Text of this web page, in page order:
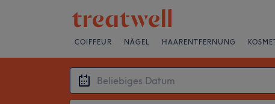
COIFFEUR NÄGEL HAARENTFERNUNG